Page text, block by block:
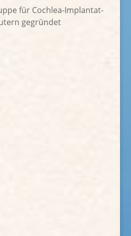
für Cochlea-Implantat-
gegründet